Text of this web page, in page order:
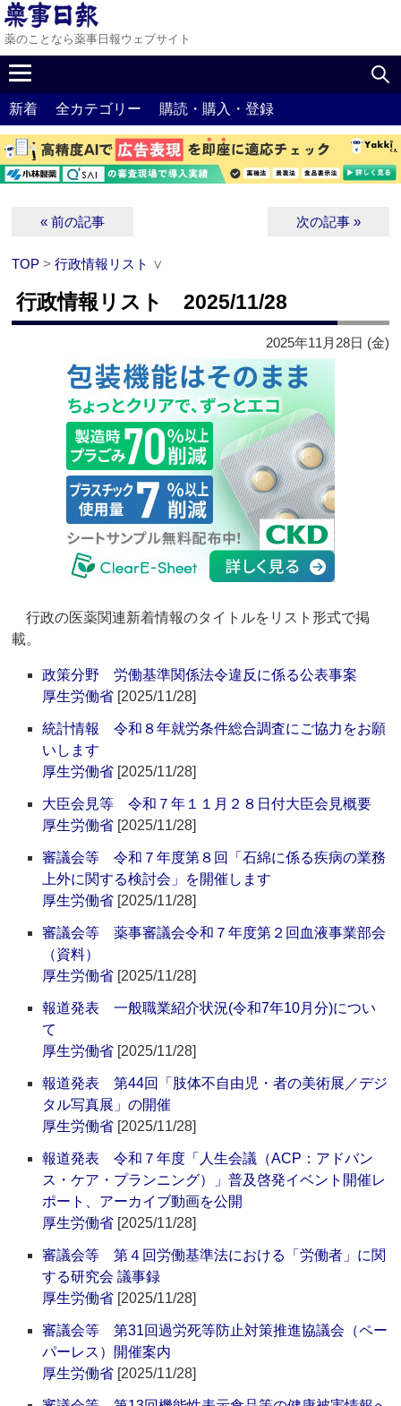
薬のことなら薬事日報ウェブサイト
新着 全カテゴリー 購読・購入・登録
« 前の記事 次の記事 »
TOP >行政情報リスト ∨
行政情報リスト 2025/11/28
2025年11月28日 (金)
行政の医薬関連新着情報のタイトルをリスト形式で掲
載。
政策分野 労働基準関係法令違反に係る公表事案
厚生労働省 [2025/11/28]
統計情報 令和８年就労条件総合調査にご協力をお願
いします
厚生労働省 [2025/11/28]
大臣会見等 令和７年１１月２８日付大臣会見概要
厚生労働省 [2025/11/28]
審議会等 令和７年度第８回「石綿に係る疾病の業務
上外に関する検討会」を開催します
厚生労働省 [2025/11/28]
審議会等 薬事審議会令和７年度第２回血液事業部会
（資料）
厚生労働省 [2025/11/28]
報道発表 一般職業紹介状況(令和7年10月分)につい
て
厚生労働省 [2025/11/28]
報道発表 第44回「肢体不自由児・者の美術展／デジ
タル写真展」の開催
厚生労働省 [2025/11/28]
報道発表 令和７年度「人生会議（ACP：アドバン
ス・ケア・プランニング）」普及啓発イベント開催レ
ポート、アーカイブ動画を公開
厚生労働省 [2025/11/28]
審議会等 第４回労働基準法における「労働者」に関
する研究会 議事録
厚生労働省 [2025/11/28]
審議会等 第31回過労死等防止対策推進協議会（ペー
パーレス）開催案内
厚生労働省 [2025/11/28]